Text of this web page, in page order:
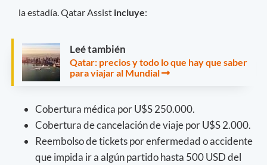
la estadía. Qatar Assist incluye:
Leé también
Qatar: precios y todo lo que hay que saber
para viajar al Mundial
Cobertura médica por U$S 250.000.
Cobertura de cancelación de viaje por U$S 2.000.
Reembolso de tickets por enfermedad o accidente
que impida ir a algún partido hasta 500 USD del